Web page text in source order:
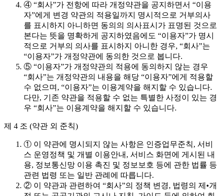
④ “회사”가 전항에 따라 개정약관을 공지하면서 “이용
자”에게 변경 약관의 적용일까지 명시적으로 거부의사
를 표시하지 아니하면 동의의 의사표시가 표명된 것으로
본다는 뜻을 명확하게 공지하였음에도 “이용자”가 명시
적으로 거부의 의사를 표시하지 아니한 경우, “회사”는
“이용자”가 개정약관에 동의한 것으로 봅니다.
⑤ “이용자”가 개정약관의 적용에 동의하지 않는 경우
“회사”는 개정약관의 내용을 해당 “이용자”에게 적용할
수 없으며, “이용자”는 이용계약을 해지할 수 있습니다.
다만, 기존 약관을 적용할 수 없는 특별한 사정이 있는 경
우 “회사”는 이용계약을 해지할 수 있습니다.
제 4 조 (약관 외 준칙)
① 이 약관에 명시되지 않는 사항은 인증업무준칙, 서비
스 운영정책 및 개별 이용안내, 서비스 화면에 게시된 내
용, 정보통신망 이용 촉진 및 정보보호 등에 관한 법률 등
관련 법령 또는 일반 관례에 따릅니다.
② 이 약관과 관련하여 “회사”의 정책 변경, 법령의 제•개